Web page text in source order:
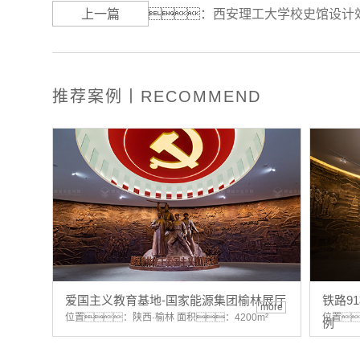
上一篇 ： 西安理工大学校史馆设计
推荐案例丨RECOMMEND
爱国主义教育基地-国家能源集团榆林展厅
位置：陕西·榆林 面积：4200m²
more
铁路
例
位置